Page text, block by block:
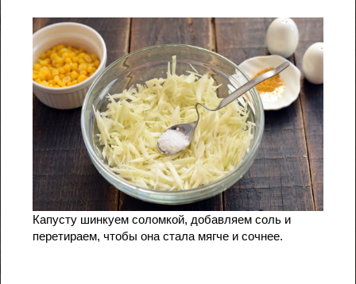
Капусту шинкуем соломкой, добавляем соль и
перетираем, чтобы она стала мягче и сочнее.